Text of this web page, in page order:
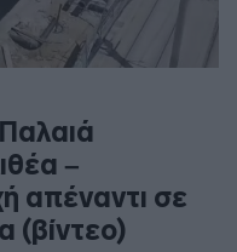
–
απέναντι σε
(βίντεο)